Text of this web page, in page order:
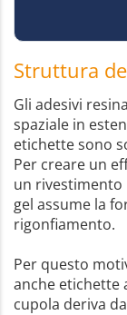
Struttura
Gli adesivi
spaziale in
etichette sono
Per creare un
un rivestimento
gel assume la
rigonfiamento.
Per questo
anche etichette
cupola deriva